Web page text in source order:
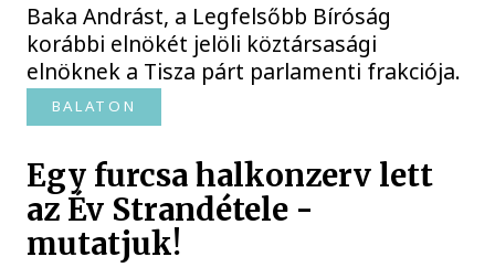
Baka Andrást, a Legfelsőbb Bíróság
korábbi elnökét jelöli köztársasági
elnöknek a Tisza párt parlamenti frakciója.
BALATON
Egy furcsa halkonzerv lett
az Év Strandétele -
mutatjuk!